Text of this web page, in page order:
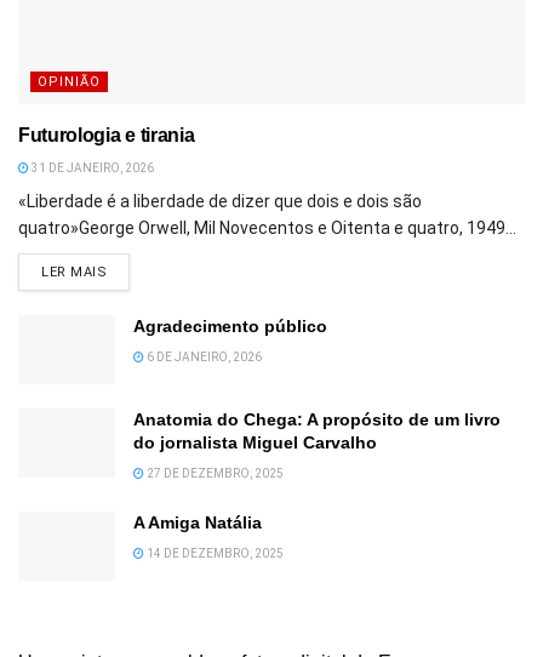
OPINIÃO
Futurologia e tirania
31 DE JANEIRO, 2026
«Liberdade é a liberdade de dizer que dois e dois são
quatro»George Orwell, Mil Novecentos e Oitenta e quatro, 1949...
LER MAIS
Agradecimento público
6 DE JANEIRO, 2026
Anatomia do Chega: A propósito de um livro
do jornalista Miguel Carvalho
27 DE DEZEMBRO, 2025
A Amiga Natália
14 DE DEZEMBRO, 2025